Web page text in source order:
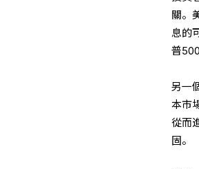
關。
息的
普
另一
本市
從而
固。